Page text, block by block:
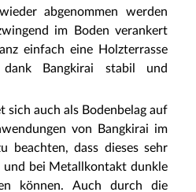
abgenommen werden
im Boden verankert
einfach eine Holzterrasse
Bangkirai stabil und
sich auch als Bodenbelag auf
von Bangkirai im
beachten, dass dieses sehr
und bei Metallkontakt dunkle
können. Auch durch die